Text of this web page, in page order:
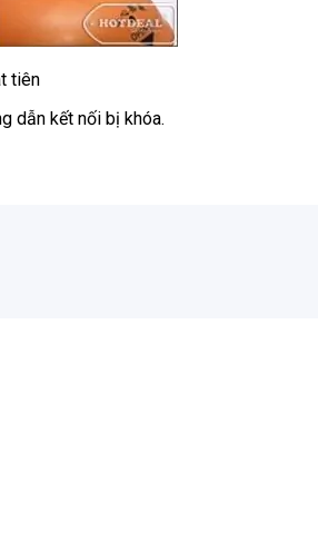
tiên
dẫn kết nối bị khóa.